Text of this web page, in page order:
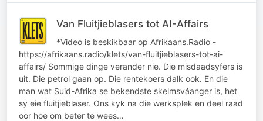
Van Fluitjieblasers tot AI-Affairs
*Video is beskikbaar op Afrikaans.Radio -
https://afrikaans.radio/klets/van-fluitjieblasers-tot-ai-
affairs/ Sommige dinge verander nie. Die misdaadsyfers is
uit. Die petrol gaan op. Die rentekoers dalk ook. En die
man wat Suid-Afrika se bekendste skelmsváanger is, het
sy eie fluitjieblaser. Ons kyk na die werksplek en deel raad
oor hoe om beter te wees…